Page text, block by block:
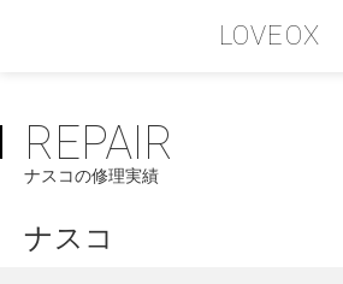
LOVEOX
PHILOSOPHY
フィロソフィー
COMPANY PROFILE
REPAIR
ナスコの修理実績
ナスコ